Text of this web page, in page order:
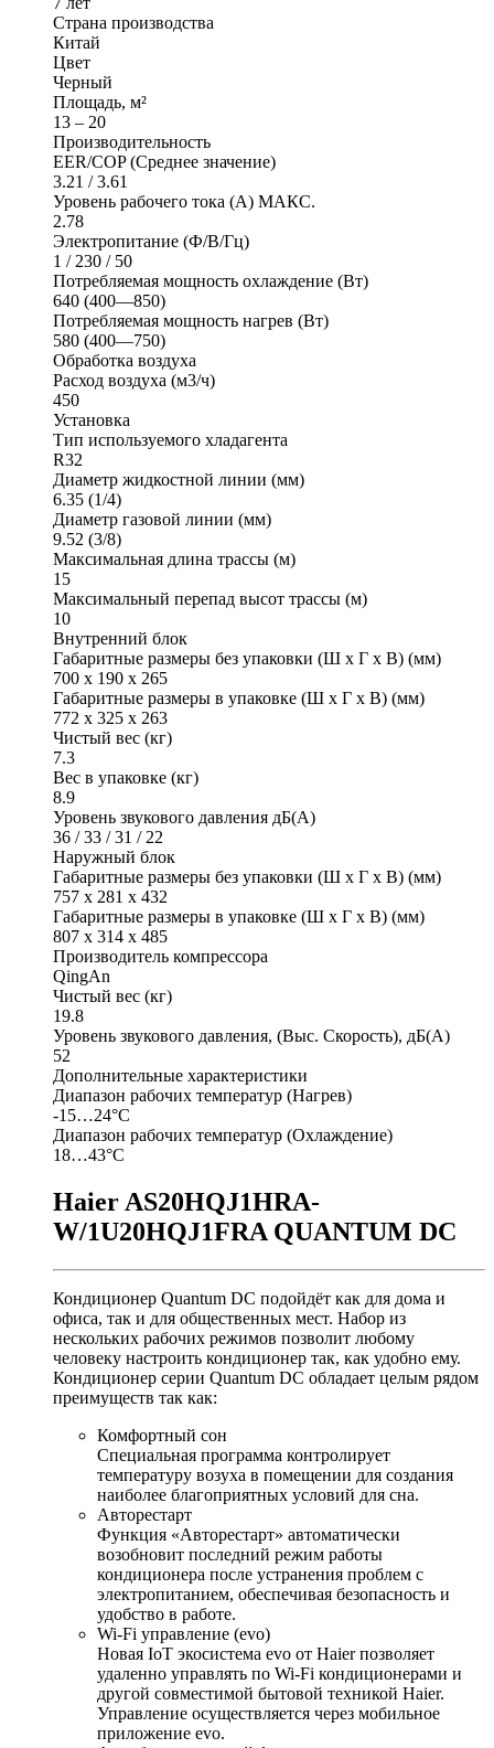
Страна производства
Китай
Цвет
Черный
Площадь, м²
13 – 20
Производительность
EER/COP (Среднее значение)
3.21 / 3.61
Уровень рабочего тока (А) МАКС.
2.78
Электропитание (Ф/В/Гц)
1 / 230 / 50
Потребляемая мощность охлаждение (Вт)
640 (400—850)
Потребляемая мощность нагрев (Вт)
580 (400—750)
Обработка воздуха
Расход воздуха (м3/ч)
450
Установка
Тип используемого хладагента
R32
Диаметр жидкостной линии (мм)
6.35 (1/4)
Диаметр газовой линии (мм)
9.52 (3/8)
Максимальная длина трассы (м)
15
Максимальный перепад высот трассы (м)
10
Внутренний блок
Габаритные размеры без упаковки (Ш x Г x В) (мм)
700 x 190 x 265
Габаритные размеры в упаковке (Ш x Г x В) (мм)
772 x 325 x 263
Чистый вес (кг)
7.3
Вес в упаковке (кг)
8.9
Уровень звукового давления дБ(А)
36 / 33 / 31 / 22
Наружный блок
Габаритные размеры без упаковки (Ш x Г x В) (мм)
757 х 281 х 432
Габаритные размеры в упаковке (Ш x Г x В) (мм)
807 х 314 х 485
Производитель компрессора
QingAn
Чистый вес (кг)
19.8
Уровень звукового давления, (Выс. Скорость), дБ(А)
52
Дополнительные характеристики
Диапазон рабочих температур (Нагрев)
-15…24°C
Диапазон рабочих температур (Охлаждение)
18…43°C
Haier AS20HQJ1HRA-
W/1U20HQJ1FRA QUANTUM DC
Кондиционер Quantum DC подойдёт как для дома и
офиса, так и для общественных мест. Набор из
нескольких рабочих режимов позволит любому
человеку настроить кондиционер так, как удобно ему.
Кондиционер серии Quantum DC обладает целым рядом
преимуществ так как:
Комфортный сон
Специальная программа контролирует
температуру возуха в помещении для создания
наиболее благоприятных условий для сна.
Авторестарт
Функция «Авторестарт» автоматически
возобновит последний режим работы
кондиционера после устранения проблем с
электропитанием, обеспечивая безопасность и
удобство в работе.
Wi-Fi управление (evo)
Новая IoT экосистема evo от Haier позволяет
удаленно управлять по Wi-Fi кондиционерами и
другой совместимой бытовой техникой Haier.
Управление осуществляется через мобильное
приложение evo.